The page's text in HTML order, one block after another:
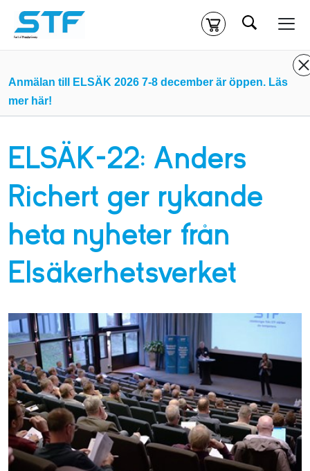
Kassa
Du måste vara inloggad för att köpa kurser.
Klickahär för att komma till alla tillgängliga onlinekurser.
Sök
Anmälan till ELSÄK 2026 7-8 december är öppen. Läs
mer här!
ELSÄK-22: Anders
Richert ger rykande
heta nyheter från
Elsäkerhetsverket